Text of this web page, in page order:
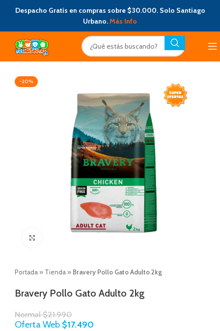
Despacho Gratis en compras sobre $30.000. Solo Santiago
Urbano.Más Info
-20%
Portada » Tienda » Bravery Pollo Gato Adulto 2kg
Bravery Pollo Gato Adulto 2kg
Normal$21.990
Oferta Web $17.490